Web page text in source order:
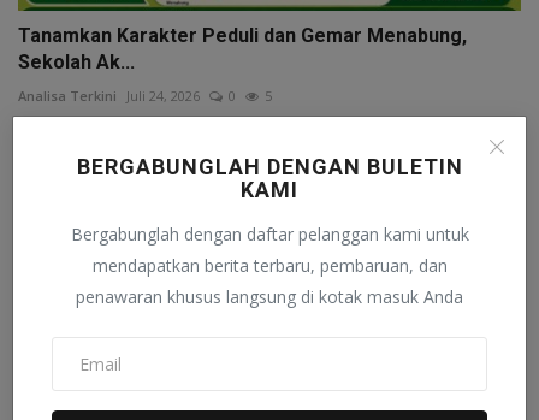
BERGABUNGLAH DENGAN BULETIN
KAMI
Bergabunglah dengan daftar pelanggan kami untuk
mendapatkan berita terbaru, pembaruan, dan
penawaran khusus langsung di kotak masuk Anda
Tanamkan Karakter Peduli dan Gemar Menabung,
Sekolah Ak...
Analisa Terkini Juli 24, 2026 0 5